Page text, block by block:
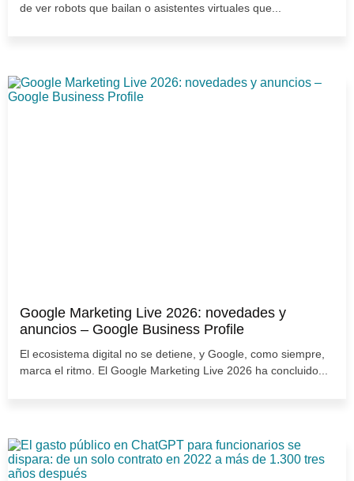
de ver robots que bailan o asistentes virtuales que...
Google Marketing Live 2026: novedades y
anuncios – Google Business Profile
El ecosistema digital no se detiene, y Google, como siempre,
marca el ritmo. El Google Marketing Live 2026 ha concluido...